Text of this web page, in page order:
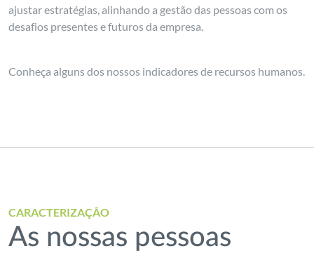
ajustar estratégias, alinhando a gestão das pessoas com os
desafios presentes e futuros da empresa.
Conheça alguns dos nossos indicadores de recursos humanos.
CARACTERIZAÇÃO
As nossas pessoas